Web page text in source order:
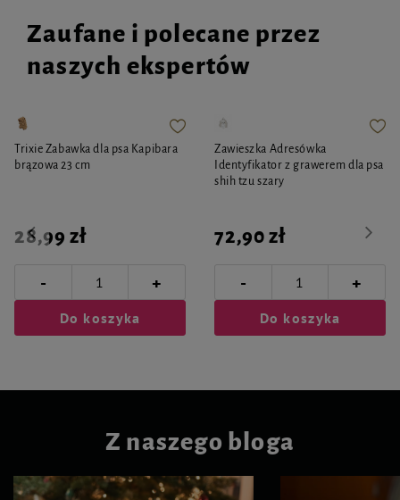
Zaufane i polecane przez
naszych ekspertów
Trixie Zabawka dla psa Kapibara
brązowa 23 cm
28,99 zł
- +
Do koszyka
Zawieszka Adresówka
Identyfikator z grawerem dla psa
shih tzu szary
72,90 zł
- +
Do koszyka
Z naszego bloga